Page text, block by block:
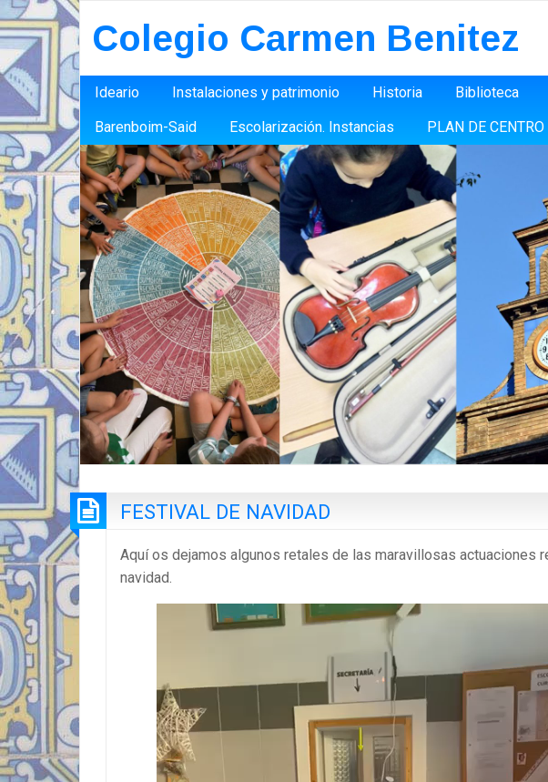
Colegio Carmen Benitez
Ideario Instalaciones y patrimonio Historia Biblioteca
Barenboim-Said Escolarización. Instancias PLAN DE
FESTIVAL DE NAVIDAD
Aquí os dejamos algunos retales de las maravillosas actuaciones
navidad.